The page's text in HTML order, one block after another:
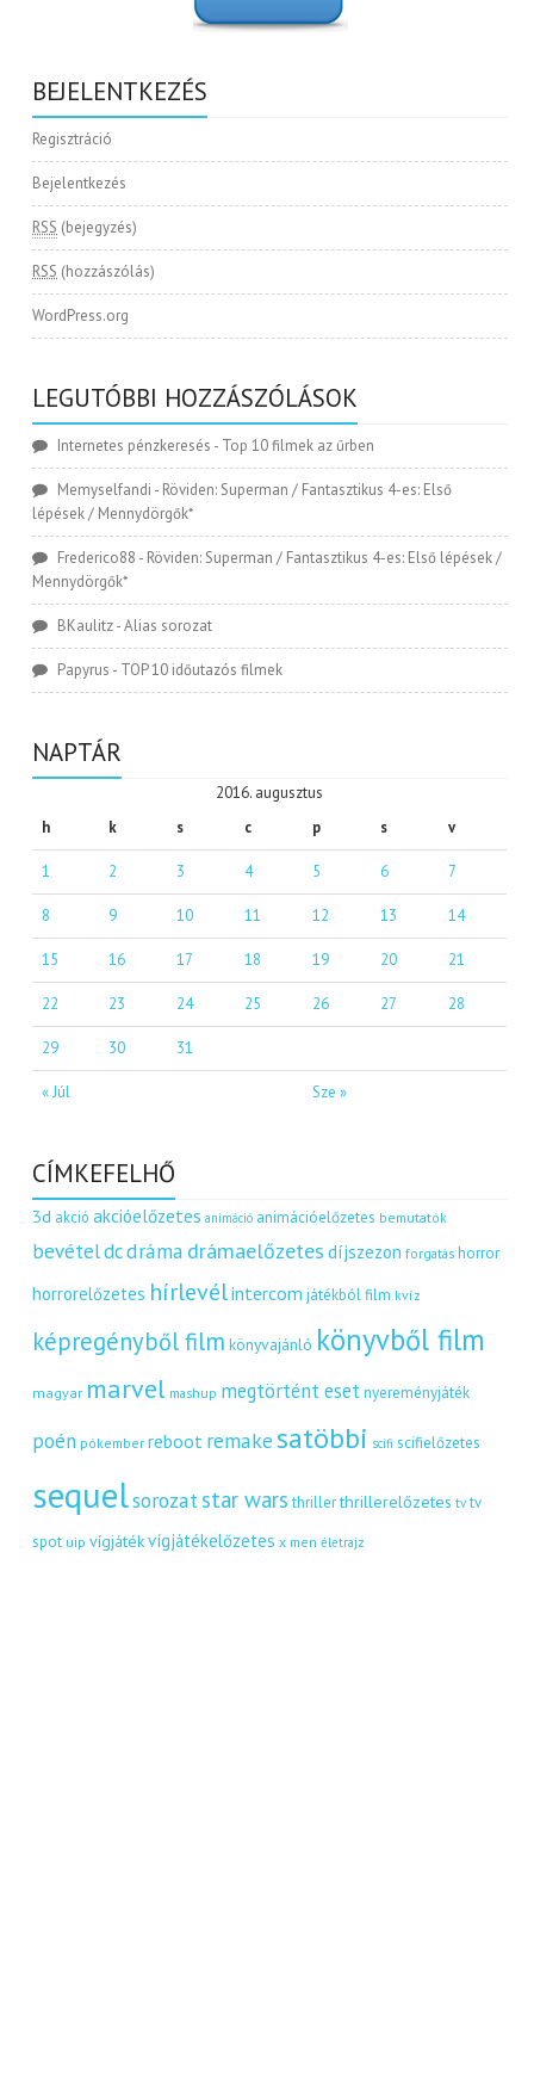
BEJELENTKEZÉS
Regisztráció
Bejelentkezés
RSS (bejegyzés)
RSS (hozzászólás)
WordPress.org
LEGUTÓBBI HOZZÁSZÓLÁSOK
Internetes pénzkeresés - Top 10 filmek az űrben
Memyselfandi - Röviden: Superman / Fantasztikus 4-es: Első
lépések / Mennydörgők*
Frederico88 - Röviden: Superman / Fantasztikus 4-es: Első lépések /
Mennydörgők*
BKaulitz-Alias sorozat
Papyrus - TOP 10 időutazós filmek
NAPTÁR
2016. augusztus
h
k s c p s v
« Júl Sze »
1 2 3 4 5 6 7
8 9 10 11 12 13 14
15 16 17 18 19 20 21
22 23 24 25 26 27 28
29 30 31
CÍMKEFELHŐ
3d akció akcióelőzetes animáció animációelőzetes bemutatók
bevételdcdráma drámaelőzetes díjszezon forgatás horror
horrorelőzetes hírlevélintercom játékból film kvíz
képregényből film könyvajánló könyvből film
magyar marvel mashup megtörtént eset nyereményjáték
poén pókember reboot remakesatöbbi scifi scifielőzetes
sequelsorozat star wars thriller thrillerelőzetes tv tv
spot uip vígjátékvígjátékelőzetes x men életrajz